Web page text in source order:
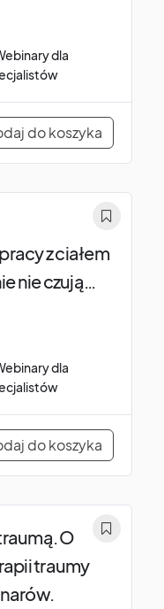
dla
do koszyka
z ciałem
nie czują
dla
do koszyka
O
traumy